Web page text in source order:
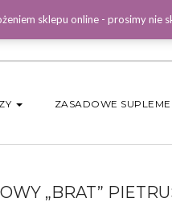
ZASADOWE
„BRAT”
sklepu online - prosimy nie